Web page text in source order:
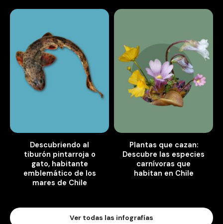
Descubriendo al
tiburón pintarroja o
gato, habitante
emblemático de los
mares de Chile
Plantas que cazan:
Descubre las especies
carnívoras que
habitan en Chile
Ver todas las infografías